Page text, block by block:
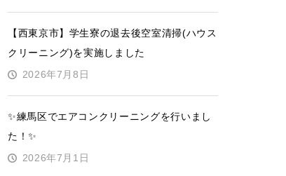
【西東京市】学生寮の退去後空室清掃(ハウス
クリーニング)を実施しました
2026年7月8日
✨練馬区でエアコンクリーニングを行いまし
た！✨
2026年7月1日